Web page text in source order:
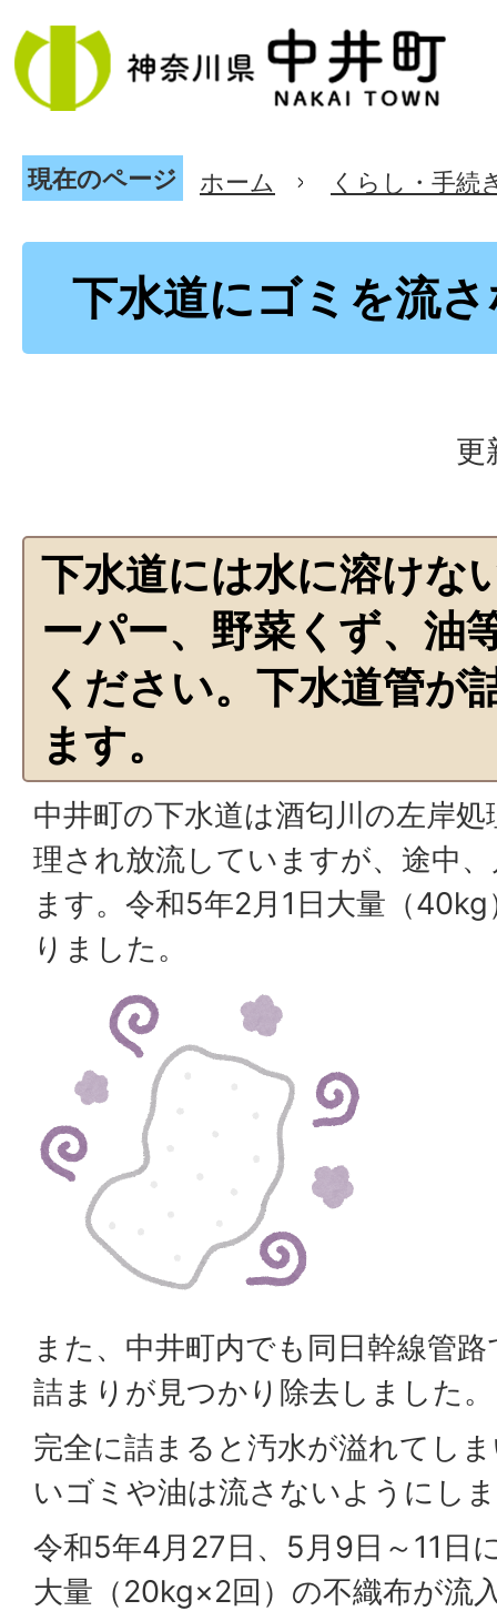
現在のページ ホーム くらし・手続
下水道にゴミを流
更
下水道には水に溶けな
ーパー、野菜くず、油
ください。下水道管が
ます。
中井町の下水道は酒匂川の左岸
理され放流していますが、途中
ます。令和5年2月1日大量（
りました。
また、中井町内でも同日幹線管
詰まりが見つかり除去しました。
完全に詰まると汚水が溢れてし
いゴミや油は流さないようにし
令和5年4月27日、5月9日～11日
大量（20kg×2回）の不織布が流